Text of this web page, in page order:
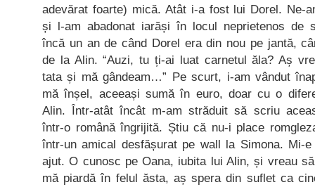
adevărat foarte) mică. Atât i-a fost lui Dorel. Ne-
și l-am abadonat iarăși în locul neprietenos de
încă un an de când Dorel era din nou pe jantă,
de la Alin. “Auzi, tu ți-ai luat carnetul ăla? Aș
tata și mă gândeam…” Pe scurt, i-am vândut
mă înșel, aceeași sumă în euro, doar cu o
Alin. Într-atât încât m-am străduit să scriu
într-o română îngrijită. Știu că nu-i place
într-un amical desfășurat pe wall la Simona. Mi-
ajut. O cunosc pe Oana, iubita lui Alin, și vreau
mă piardă în felul ăsta, aș spera din suflet ca